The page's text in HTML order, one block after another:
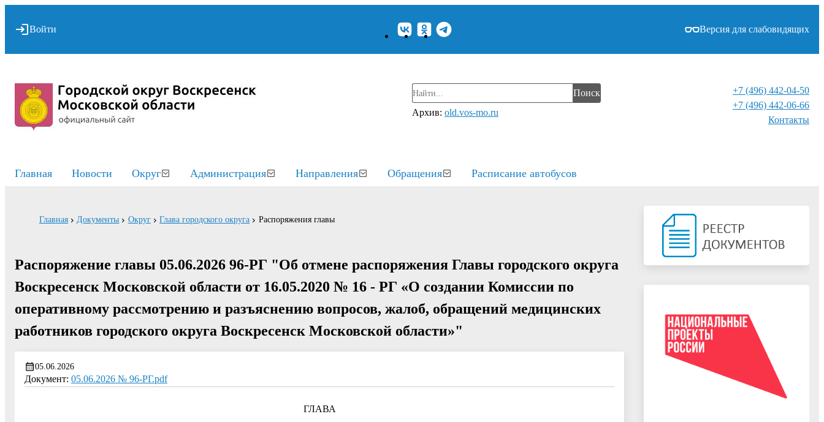
Войти Версия для слабовидящих
Поиск
Архив: old.vos-mo.ru
+7 (496) 442-04-50
+7 (496) 442-06-66
Контакты⁠
Главная Новости Округ Администрация Направления Обращения Расписание автобусов
Главная Документы Округ Глава городского округа Распоряжения главы
Распоряжение главы 05.06.2026 96-РГ "Об отмене распоряжения Главы городского округа
Воскресенск Московской области от 16.05.2020 № 16 - РГ «О создании Комиссии по
оперативному рассмотрению и разъяснению вопросов, жалоб, обращений медицинских
работников городского округа Воскресенск Московской области»"
05.06.2026
Документ: 05.06.2026 № 96-РГ.pdf
ГЛАВА